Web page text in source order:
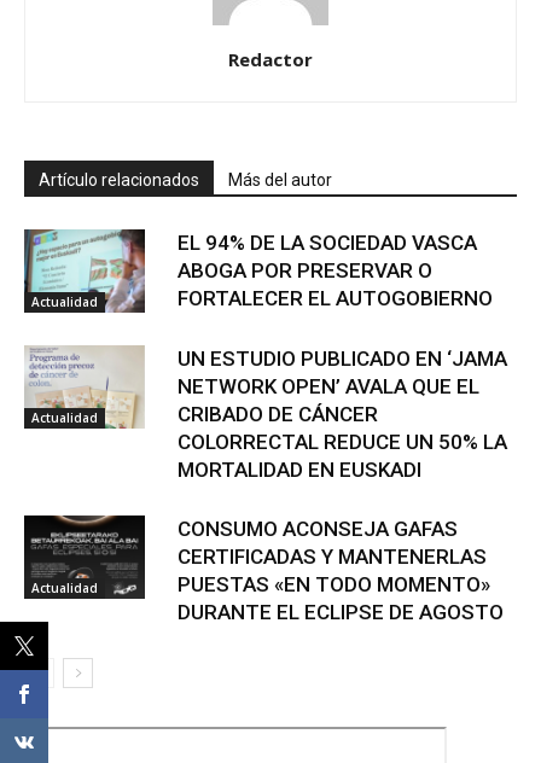
Redactor
Artículo relacionados Más del autor
Actualidad
EL 94% DE LA SOCIEDAD VASCA
ABOGA POR PRESERVAR O
FORTALECER EL AUTOGOBIERNO
Actualidad
UN ESTUDIO PUBLICADO EN ‘JAMA
NETWORK OPEN’ AVALA QUE EL
CRIBADO DE CÁNCER
COLORRECTAL REDUCE UN 50% LA
MORTALIDAD EN EUSKADI
Actualidad
CONSUMO ACONSEJA GAFAS
CERTIFICADAS Y MANTENERLAS
PUESTAS «EN TODO MOMENTO»
DURANTE EL ECLIPSE DE AGOSTO